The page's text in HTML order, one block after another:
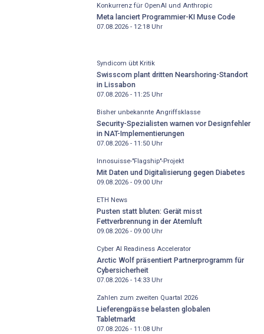
Konkurrenz für OpenAI und Anthropic
Meta lanciert Programmier-KI Muse Code
07.08.2026 - 12:18Uhr
Syndicom übt Kritik
Swisscom plant dritten Nearshoring-Standort
in Lissabon
07.08.2026 - 11:25Uhr
Bisher unbekannte Angriffsklasse
Security-Spezialisten warnen vor Designfehler
in NAT-Implementierungen
07.08.2026 - 11:50Uhr
Innosuisse-"Flagship"-Projekt
Mit Daten und Digitalisierung gegen Diabetes
09.08.2026 - 09:00Uhr
ETH News
Pusten statt bluten: Gerät misst
Fettverbrennung in der Atemluft
09.08.2026 - 09:00Uhr
Cyber AI Readiness Accelerator
Arctic Wolf präsentiert Partnerprogramm für
Cybersicherheit
07.08.2026 - 14:33Uhr
Zahlen zum zweiten Quartal 2026
Lieferengpässe belasten globalen
Tabletmarkt
07.08.2026 - 11:08Uhr